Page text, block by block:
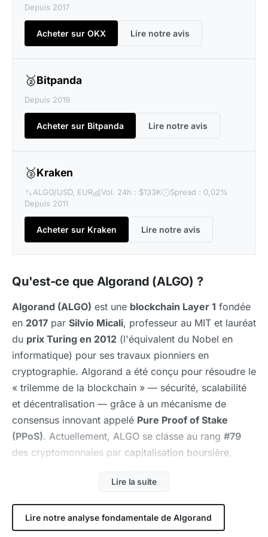
Depuis 2017
Acheter sur OKX Lire notre avis
🥈Bitpanda
Depuis 2019
Acheter sur Bitpanda Lire notre avis
🥉Kraken
ALGO/USD, EUR Vol. 24h : $133K
Spread : 0,02%
Depuis 2011
Acheter sur Kraken Lire notre avis
Qu'est-ce que Algorand (ALGO) ?
Algorand (ALGO) est une blockchain Layer 1 fondée
en 2017 par Silvio Micali, professeur au MIT et lauréat
du prix Turing en 2012 (l'équivalent du Nobel en
informatique) pour ses travaux pionniers en
cryptographie. Algorand a été conçu pour résoudre le
« trilemme de la blockchain » — sécurité, scalabilité
et décentralisation — grâce à un mécanisme de
consensus innovant appelé Pure Proof of Stake
(PPoS). Actuellement, ALGO se classe au rang #79
des cryptomonnaies par capitalisation boursière,
dans la finance institutionnelle et les CBDC (Central
Lire la suite
Lire notre analyse fondamentale de Algorand